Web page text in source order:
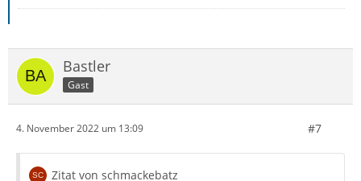
Bastler
Gast
4. November 2022 um 13:09 #7
Zitat von schmackebatz